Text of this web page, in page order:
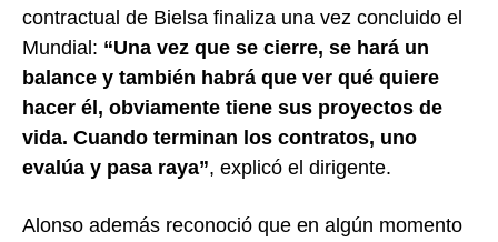
contractual de Bielsa finaliza una vez concluido el
Mundial: “Una vez que se cierre, se hará un
balance y también habrá que ver qué quiere
hacer él, obviamente tiene sus proyectos de
vida. Cuando terminan los contratos, uno
evalúa y pasa raya”, explicó el dirigente.
Alonso además reconoció que en algún momento